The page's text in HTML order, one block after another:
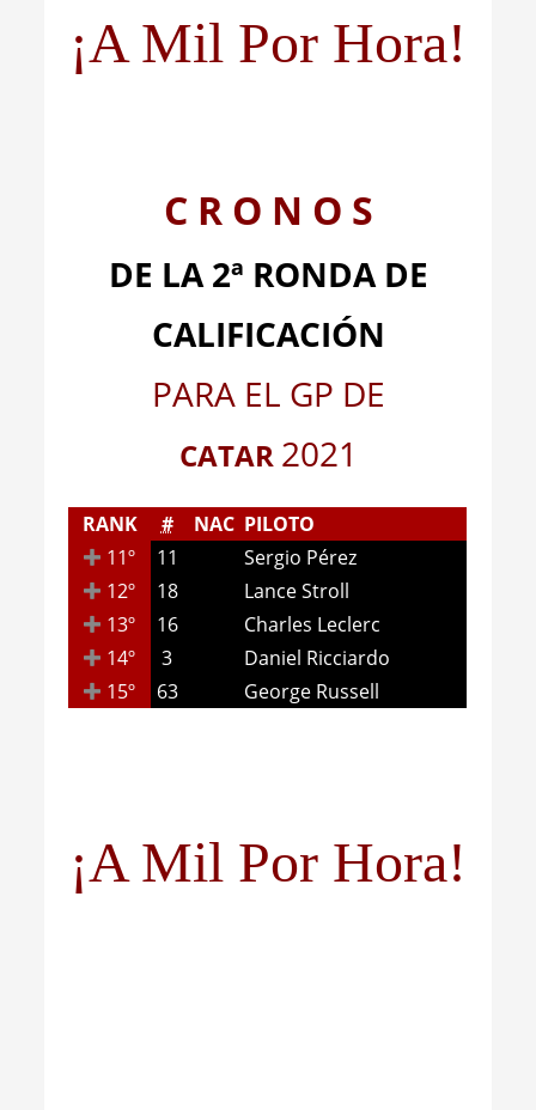
¡A Mil Por Hora!
C R O N O S
DE LA 2ª RONDA DE
CALIFICACIÓN
PARA EL GP DE
CATAR 2021
RANK # NAC PILOTO
11º
11
Sergio Pérez
12º
18
Lance Stroll
13º
16
Charles Leclerc
14º
3
Daniel Ricciardo
15º
63 George Russell
¡A Mil Por Hora!